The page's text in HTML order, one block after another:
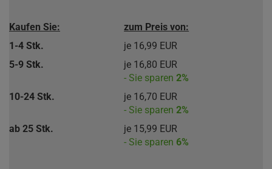
Kaufen Sie:
zum Preis von:
1-4 Stk.
je 16,99 EUR
5-9 Stk.
je 16,80 EUR
- Sie sparen2%
10-24 Stk.
je 16,70 EUR
- Sie sparen2%
ab 25 Stk.
je 15,99 EUR
- Sie sparen 6%